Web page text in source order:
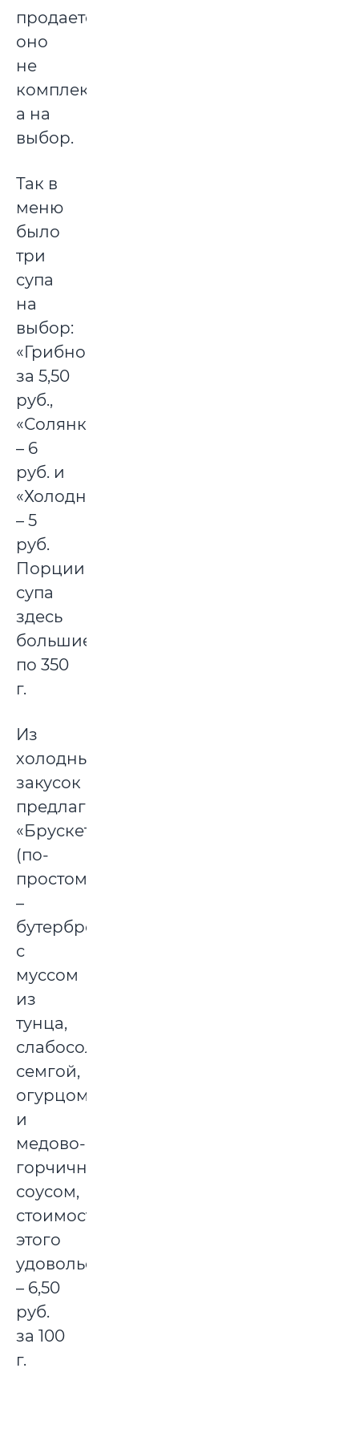
продается
оно
не
комплексом,
а на
выбор.
Так в
меню
было
три
супа
на
выбор:
«Грибной»
за 5,50
руб.,
«Солянка»
– 6
руб. и
«Холодник»
– 5
руб.
Порции
супа
здесь
большие,
по 350
г.
Из
холодных
закусок
предлагается
«Брускетта»
(по-
простому
–
бутерброд)
с
муссом
из
тунца,
слабосоленой
семгой,
огурцом
и
медово-
горчичным
соусом,
стоимость
этого
удовольствия
– 6,50
руб.
за 100
г.